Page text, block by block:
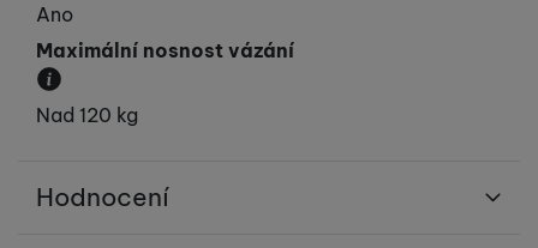
Ano
Maximální nosnost vázání
Určuje maximální hmotnost lyžaře.
Nad 120 kg
Hodnocení